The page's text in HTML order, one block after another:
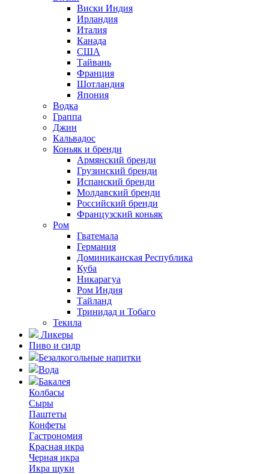
Виски Индия
Ирландия
Италия
Канада
США
Тайвань
Франция
Шотландия
Япония
Водка
Граппа
Джин
Кальвадос
Коньяк и бренди
Армянский бренди
Грузинский бренди
Испанский бренди
Молдавский бренди
Российский бренди
Французский коньяк
Ром
Гватемала
Германия
Доминиканская Республика
Куба
Никарагуа
Ром Индия
Тайланд
Тринидад и Тобаго
Текила
Ликеры
Пиво и сидр
Безалкогольные напитки
Вода
Бакалея
Колбасы
Сыры
Паштеты
Конфеты
Гастрономия
Красная икра
Черная икра
Икра щуки